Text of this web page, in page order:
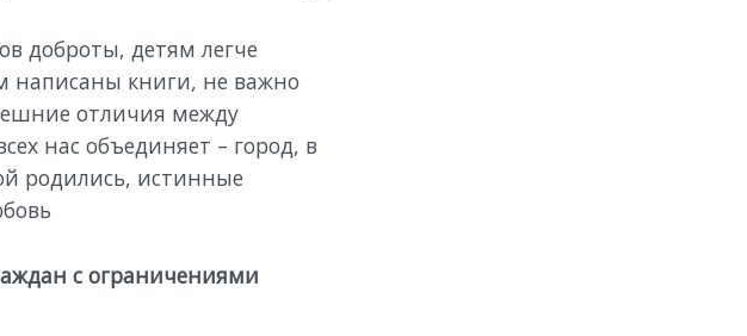
доброты, детям легче
написаны книги, не важно
отличия между
нас объединяет – город, в
родились, истинные
с ограничениями